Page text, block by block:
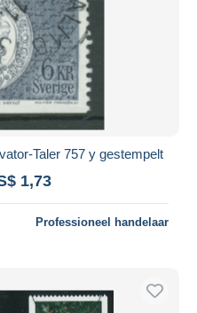
Taler 757 y gestempelt
1,73
Professioneel handelaar